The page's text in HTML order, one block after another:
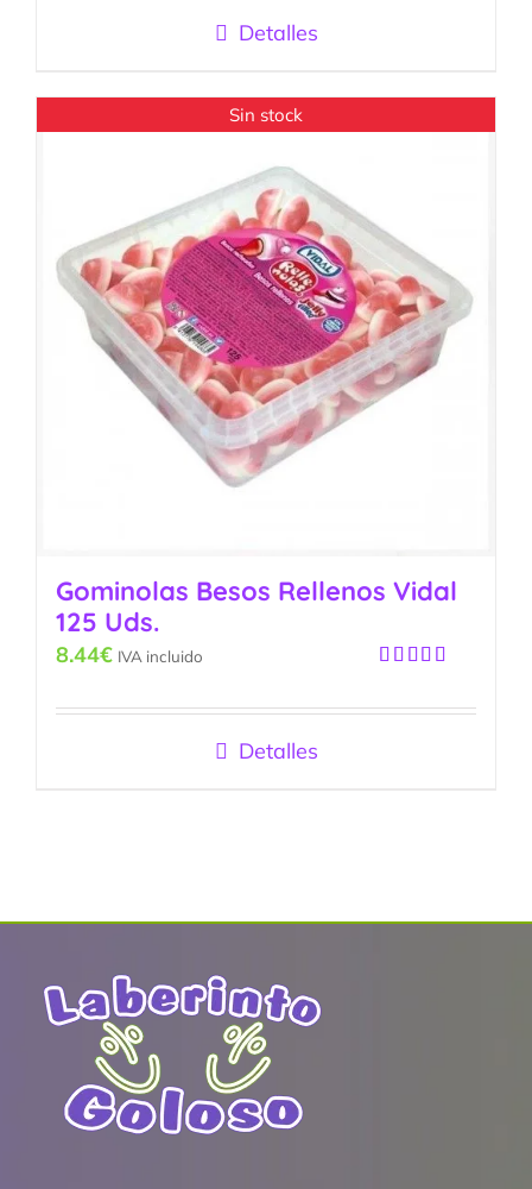
Detalles
Sin stock
Gominolas Besos Rellenos Vidal
125 Uds.
5
8.44€ IVA incluido
Detalles